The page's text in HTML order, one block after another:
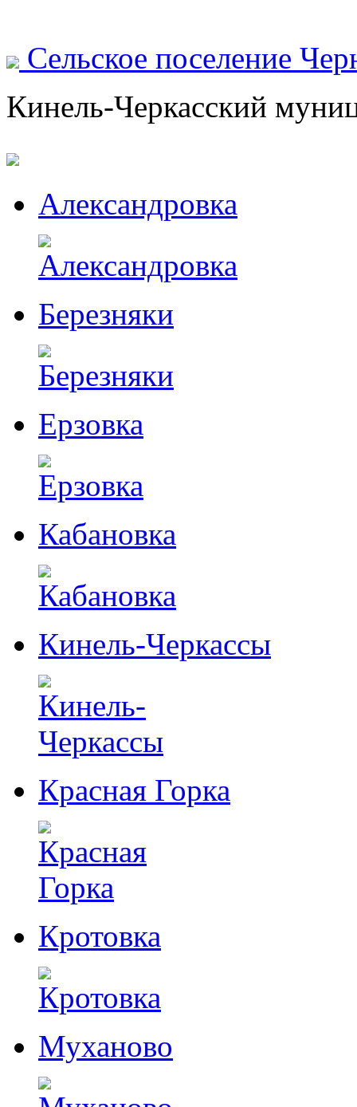
Сельское поселение
Кинель-Черкасский
Александровка
Березняки
Ерзовка
Кабановка
Кинель-Черкассы
Красная Горка
Кротовка
Муханово